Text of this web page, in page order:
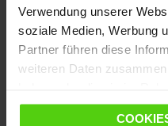
Verwendung unserer
soziale Medien, Werbung
Partner führen diese
weiteren Daten
gesammelt haben.
Requested
Wie können wir